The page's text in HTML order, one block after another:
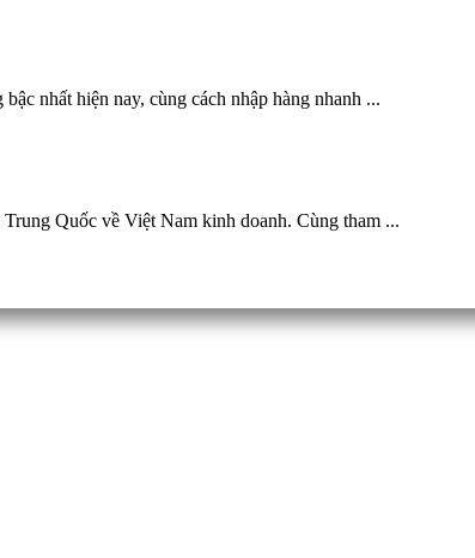
nhất hiện nay, cùng cách nhập hàng nhanh ...
Quốc về Việt Nam kinh doanh. Cùng tham ...